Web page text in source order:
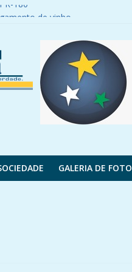
180
Beltrão se envolve em
motocicleta após fugir de
GALERIA DE